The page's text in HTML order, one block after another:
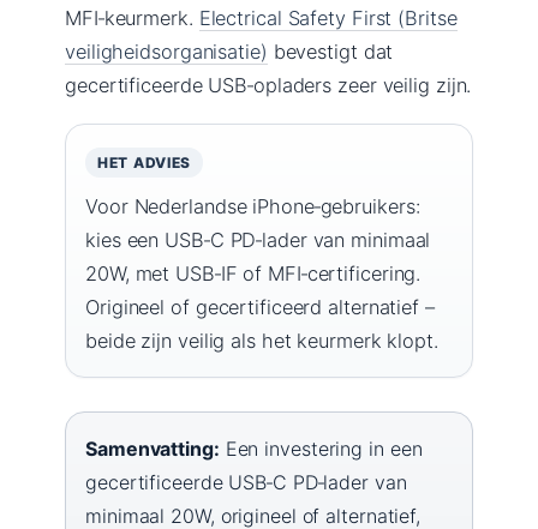
MFI‑keurmerk. Electrical Safety First (Britse
veiligheidsorganisatie) bevestigt dat
gecertificeerde USB‑opladers zeer veilig zijn.
HET ADVIES
Voor Nederlandse iPhone‑gebruikers:
kies een USB‑C PD‑lader van minimaal
20W, met USB‑IF of MFI‑certificering.
Origineel of gecertificeerd alternatief –
beide zijn veilig als het keurmerk klopt.
Samenvatting: Een investering in een
gecertificeerde USB‑C PD‑lader van
minimaal 20W, origineel of alternatief,